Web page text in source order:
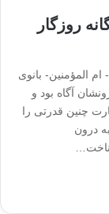
روزگار
المؤمنین- بانوی
آگاه بود و
چنین قدرتی را
درون